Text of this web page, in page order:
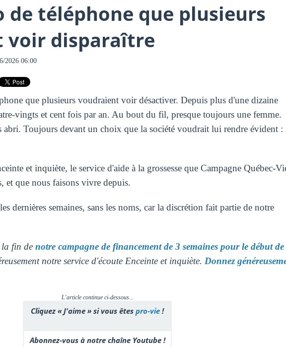
de téléphone que plusieurs
voir disparaître
2026 06:00
que plusieurs voudraient voir désactiver. Depuis plus d'une dizaine
vingts et cent fois par an. Au bout du fil, presque toujours une femme.
abri. Toujours devant un choix que la société voudrait lui rendre évident :
et inquiète, le service d'aide à la grossesse que Campagne Québec-
et que nous faisons vivre depuis.
dernières semaines, sans les noms, car la discrétion fait partie de notre
la fin de notre campagne de financement de 3 semaines pour le début de
notre service d'écoute Enceinte et inquiète. Donnez
L'article continue ci-dessous...
Cliquez « J'aime » si vous êtes pro-vie !
Abonnez-vous à notre chaîne Youtube !